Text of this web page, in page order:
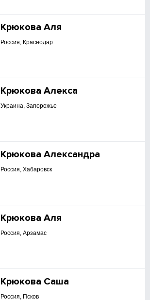
Крюкова Аля
Россия, Краснодар
Крюкова Алекса
Украина, Запорожье
Крюкова Александра
Россия, Хабаровск
Крюкова Аля
Россия, Арзамас
Крюкова Саша
Россия, Псков